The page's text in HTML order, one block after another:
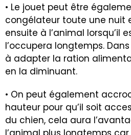
• Le jouet peut être
congélateur toute une nuit
ensuite à l’animal lorsqu’il
l’occupera longtemps.
à adapter la ration
en la diminuant.
• On peut également
hauteur pour qu’il soit
du chien, cela aura